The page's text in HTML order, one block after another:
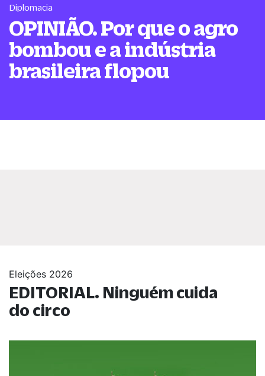
Diplomacia
OPINIÃO. Por que o agro
bombou e a indústria
brasileira flopou
Eleições 2026
EDITORIAL. Ninguém cuida
do circo